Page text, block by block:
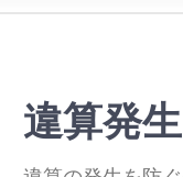
違算発